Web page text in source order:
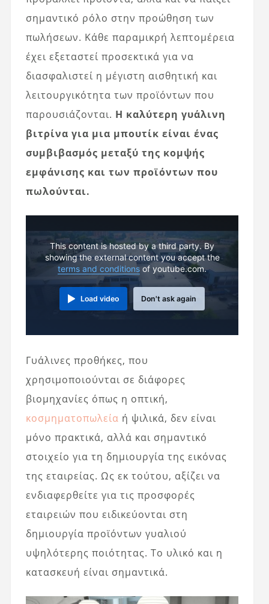
σημαντικό ρόλο στην προώθηση των
πωλήσεων. Κάθε παραμικρή λεπτομέρεια
έχει εξεταστεί προσεκτικά για να
διασφαλιστεί η μέγιστη αισθητική και
λειτουργικότητα των προϊόντων που
παρουσιάζονται. Η καλύτερη γυάλινη
βιτρίνα για μια μπουτίκ είναι ένας
συμβιβασμός μεταξύ της κομψής
εμφάνισης και των προϊόντων που
πωλούνται.
This content is hosted by a third party. By
showing the external content you accept the
terms and conditions of youtube.com.
Load video Don't ask again
Γυάλινες προθήκες, που
χρησιμοποιούνται σε διάφορες
βιομηχανίες όπως η οπτική,
κοσμηματοπωλεία ή ψιλικά, δεν είναι
μόνο πρακτικά, αλλά και σημαντικό
στοιχείο για τη δημιουργία της εικόνας
της εταιρείας. Ως εκ τούτου, αξίζει να
ενδιαφερθείτε για τις προσφορές
εταιρειών που ειδικεύονται στη
δημιουργία προϊόντων γυαλιού
υψηλότερης ποιότητας. Το υλικό και η
κατασκευή είναι σημαντικά.